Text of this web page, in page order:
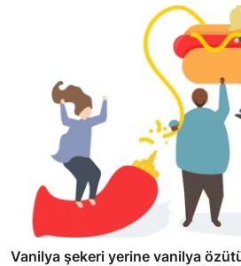
Vanilya şekeri yerine vanilya